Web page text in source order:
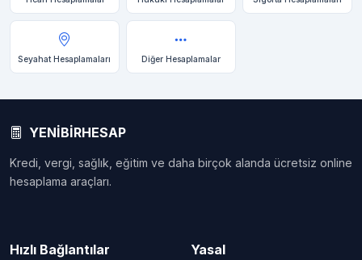
Seyahat Hesaplamaları Diğer Hesaplamalar
YENİBİRHESAP
Kredi, vergi, sağlık, eğitim ve daha birçok alanda ücretsiz online
hesaplama araçları.
Hızlı Bağlantılar Yasal